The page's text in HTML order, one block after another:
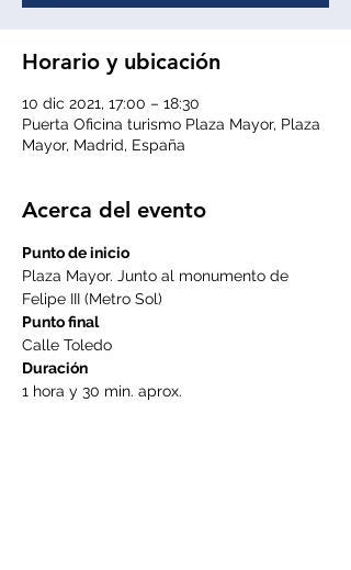
Horario y ubicación
10 dic 2021, 17:00 – 18:30
Puerta Oficina turismo Plaza Mayor, Plaza
Mayor, Madrid, España
Acerca del evento
Punto de inicio
Plaza Mayor. Junto al monumento de
Felipe III (Metro Sol)
Punto final
Calle Toledo
Duración
1 hora y 30 min. aprox.